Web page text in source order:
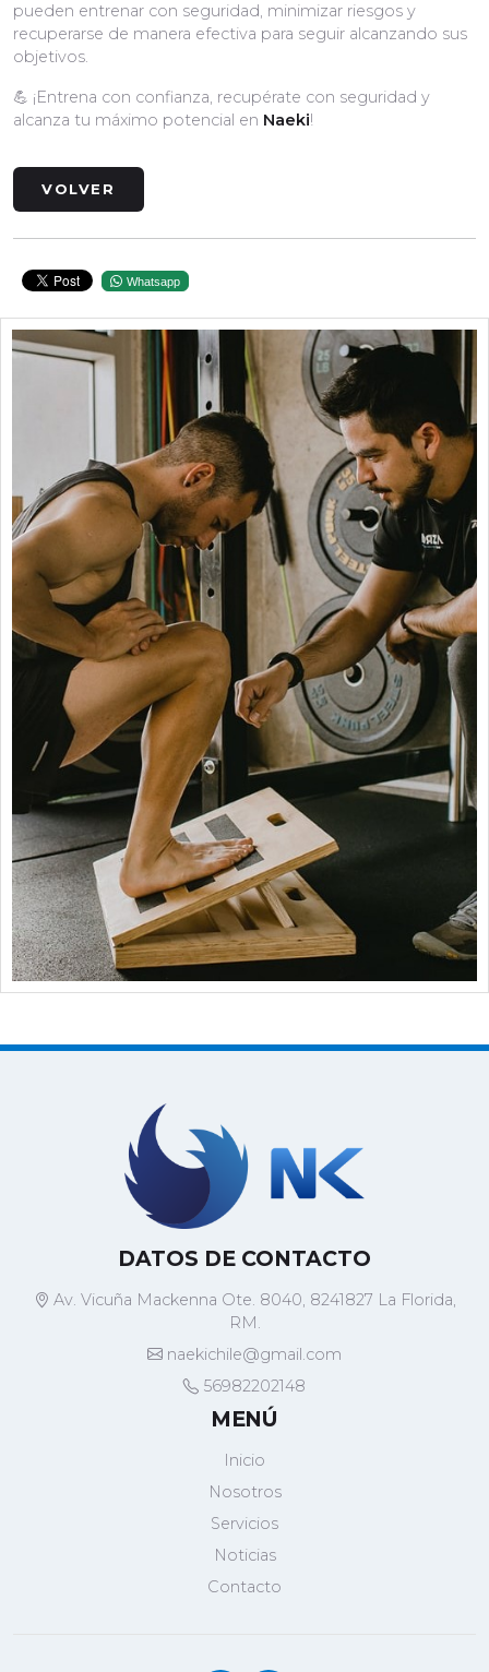
pueden entrenar con seguridad, minimizar riesgos y
recuperarse de manera efectiva para seguir alcanzando sus
objetivos.
💪 ¡Entrena con confianza, recupérate con seguridad y
alcanza tu máximo potencial en Naeki!
VOLVER
Whatsapp
DATOS DE CONTACTO
Av. Vicuña Mackenna Ote. 8040, 8241827 La Florida,
RM.
naekichile@gmail.com
56982202148
MENÚ
Inicio
Nosotros
Servicios
Noticias
Contacto